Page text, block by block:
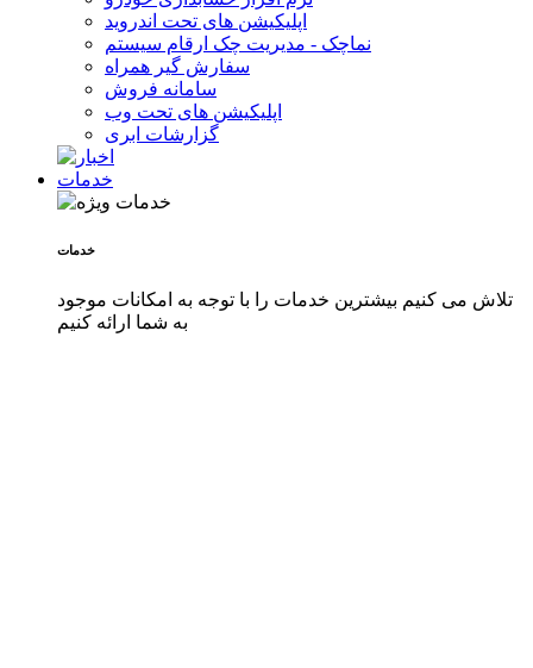
اپلیکیشن های تحت اندروید
نماچک - مدیریت چک ارقام سیستم
سفارش گیر همراه
سامانه فروش
اپلیکیشن های تحت وب
گزارشات ابری
خدمات
خدمات
تلاش می کنیم بیشترین خدمات را با توجه به امکانات موجود
به شما ارائه کنیم